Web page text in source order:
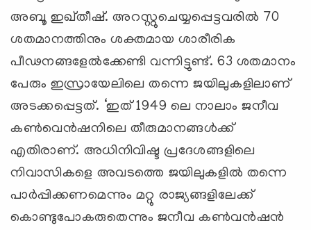
അബൂ ഇഖ്തീഷ്. അറസ്റ്റുചെയ്യപ്പെട്ടവരില്‍ 70
ശതമാനത്തിനും ശക്തമായ ശാരീരിക
പീഢനങ്ങളേല്‍ക്കേണ്ടി വന്നിട്ടുണ്ട്. 63 ശതമാനം
പേരും ഇസ്രായേലിലെ തന്നെ ജയിലുകളിലാണ്
അടക്കപ്പെട്ടത്. ‘ഇത് 1949 ലെ നാലാം ജനീവ
കണ്‍വെന്‍ഷനിലെ തീരുമാനങ്ങള്‍ക്ക്
എതിരാണ്. അധിനിവിഷ്ട പ്രദേശങ്ങളിലെ
നിവാസികളെ അവടത്തെ ജയിലുകളില്‍ തന്നെ
പാര്‍പ്പിക്കണമെന്നും മറ്റു രാജ്യങ്ങളിലേക്ക്
കൊണ്ടുപോകരുതെന്നും ജനീവ കണ്‍വന്‍ഷന്‍